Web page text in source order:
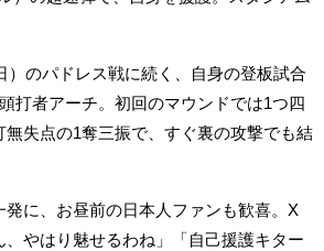
のパドレス戦に続く、自身の登板試合
打者アーチ。初回のマウンドでは1つ四
失点の1奪三振で、すぐ裏の攻撃でも結
に、お昼前の日本人ファンも歓喜。X
、やはり魅せるわね」「自己援護キター